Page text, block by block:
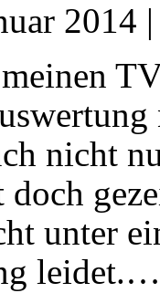
2014
nicht
doch
unter